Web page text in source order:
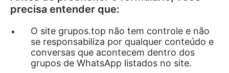
precisa entender que:
O site grupos.top não tem controle e não
se responsabiliza por qualquer conteúdo e
conversas que acontecem dentro dos
grupos de WhatsApp listados no site.